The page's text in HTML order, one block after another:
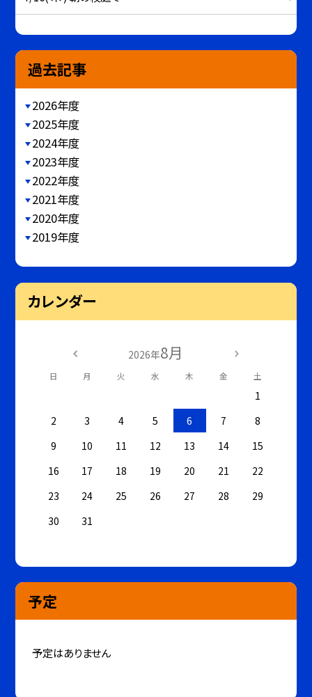
過去記事
2026年度
2025年度
2024年度
2023年度
2022年度
2021年度
2020年度
2019年度
カレンダー
2026年8月
日 月 火 水 木 金 土
1
2
3 4 5 6 7
8
9
10 11 12 13 14
15
16
17 18 19 20 21
22
23
24 25 26 27 28
29
30
31
予定
予定はありません